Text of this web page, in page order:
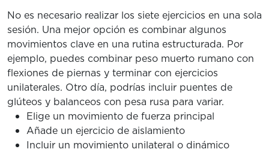
No es necesario realizar los siete ejercicios en una sola
sesión. Una mejor opción es combinar algunos
movimientos clave en una rutina estructurada. Por
ejemplo, puedes combinar peso muerto rumano con
flexiones de piernas y terminar con ejercicios
unilaterales. Otro día, podrías incluir puentes de
glúteos y balanceos con pesa rusa para variar.
Elige un movimiento de fuerza principal
Añade un ejercicio de aislamiento
Incluir un movimiento unilateral o dinámico